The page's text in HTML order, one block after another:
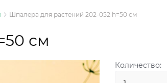
Шпалера для растений 202-052 h=50 см
см
Количество: